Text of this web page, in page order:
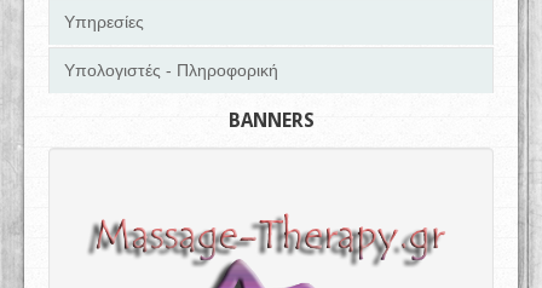
Υπηρεσίες
Υπολογιστές - Πληροφορική
BANNERS